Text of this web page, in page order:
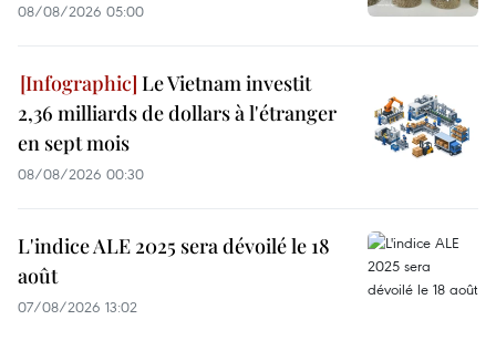
08/08/2026 05:00
Le Vietnam investit
2,36 milliards de dollars à l'étranger
en sept mois
08/08/2026 00:30
L'indice ALE 2025 sera dévoilé le 18
août
07/08/2026 13:02